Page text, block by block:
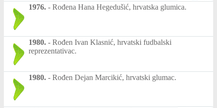
1976. - Rođena Hana Hegedušić, hrvatska glumica.
1980. - Rođen Ivan Klasnić, hrvatski fudbalski
reprezentativac.
1980. - Rođen Dejan Marcikić, hrvatski glumac.